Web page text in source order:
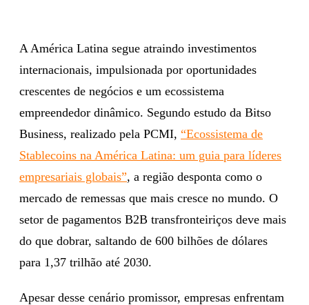
A América Latina segue atraindo investimentos
internacionais, impulsionada por oportunidades
crescentes de negócios e um ecossistema
empreendedor dinâmico. Segundo estudo da Bitso
Business, realizado pela PCMI, “Ecossistema de
Stablecoins na América Latina: um guia para líderes
empresariais globais”, a região desponta como o
mercado de remessas que mais cresce no mundo. O
setor de pagamentos B2B transfronteiriços deve mais
do que dobrar, saltando de 600 bilhões de dólares
para 1,37 trilhão até 2030.
Apesar desse cenário promissor, empresas enfrentam